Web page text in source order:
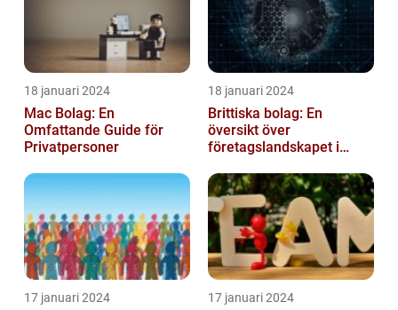
18 januari 2024
Mac Bolag: En
Omfattande Guide för
Privatpersoner
18 januari 2024
Brittiska bolag: En
översikt över
företagslandskapet i
17 januari 2024 17 januari 2024